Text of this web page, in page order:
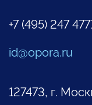
+7 (495) 247
id@opora.ru
127473, г.